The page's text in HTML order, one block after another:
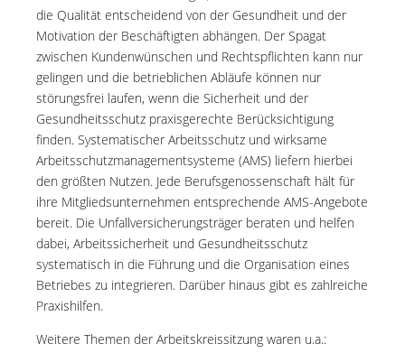
die Qualität entscheidend von der Gesundheit und der
Motivation der Beschäftigten abhängen. Der Spagat
zwischen Kundenwünschen und Rechtspflichten kann nur
gelingen und die betrieblichen Abläufe können nur
störungsfrei laufen, wenn die Sicherheit und der
Gesundheitsschutz praxisgerechte Berücksichtigung
finden. Systematischer Arbeitsschutz und wirksame
Arbeitsschutzmanagementsysteme (AMS) liefern hierbei
den größten Nutzen. Jede Berufsgenossenschaft hält für
ihre Mitgliedsunternehmen entsprechende AMS-Angebote
bereit. Die Unfallversicherungsträger beraten und helfen
dabei, Arbeitssicherheit und Gesundheitsschutz
systematisch in die Führung und die Organisation eines
Betriebes zu integrieren. Darüber hinaus gibt es zahlreiche
Praxishilfen.
Weitere Themen der Arbeitskreissitzung waren u.a.: